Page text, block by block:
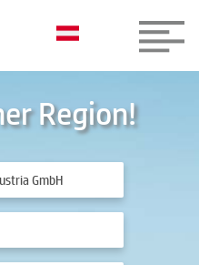
Region!